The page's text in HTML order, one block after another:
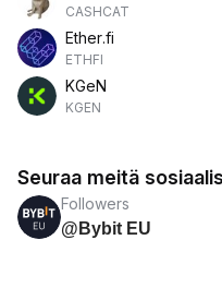
CASHCAT
Ether.fi
ETHFI
KGeN
KGEN
Seuraa meitä
Followers
@Bybit EU